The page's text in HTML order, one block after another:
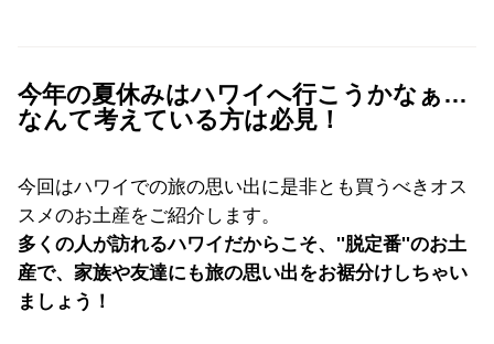
今年の夏休みはハワイへ行こうかなぁ…
なんて考えている方は必見！
今回はハワイでの旅の思い出に是非とも買うべきオス
スメのお土産をご紹介します。
多くの人が訪れるハワイだからこそ、''脱定番''のお土
産で、家族や友達にも旅の思い出をお裾分けしちゃい
ましょう！